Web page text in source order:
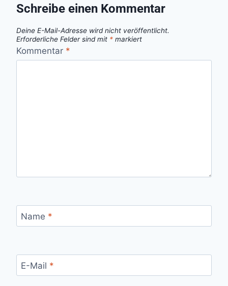
Schreibe einen Kommentar
Deine E-Mail-Adresse wird nicht veröffentlicht.
Erforderliche Felder sind mit * markiert
Kommentar *
Name *
E-Mail *